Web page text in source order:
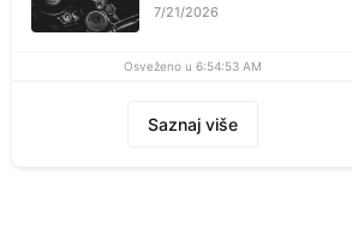
7/21/2026
Osveženo u 6:54:53 AM
Saznaj više